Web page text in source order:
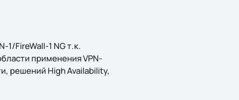
FireWall-1 NG т.к.
применения VPN-
решений High Availability,